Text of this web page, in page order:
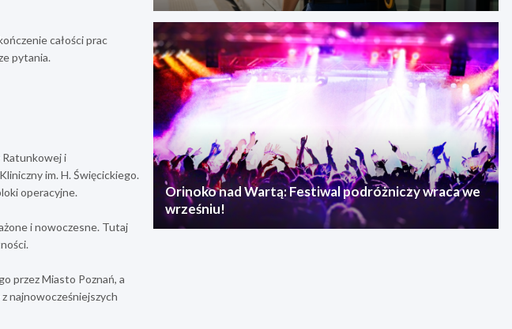
całości prac
pytania.
Ratunkowej i
im. H. Święcickiego.
operacyjne.
i nowoczesne. Tutaj
przez Miasto Poznań, a
najnowocześniejszych
Orinoko nad Wartą: Festiwal podróżniczy wraca we
wrześniu!